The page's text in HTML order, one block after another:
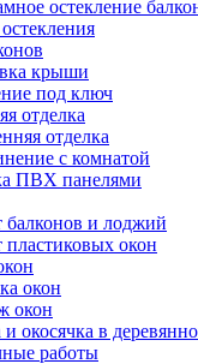
остекление
крыши
под ключ
отделка
отделка
с комнатой
ПВХ панелями
балконов и лоджий
пластиковых окон
окон
окон
и окосячка в
работы